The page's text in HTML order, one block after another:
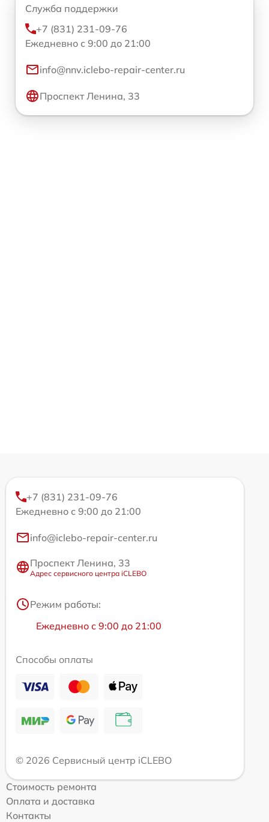
Служба поддержки
+7 (831) 231-09-76
Ежедневно с 9:00 до 21:00
info@nnv.iclebo-repair-center.ru
Проспект Ленина, 33
+7 (831) 231-09-76
Ежедневно с 9:00 до 21:00
info@iclebo-repair-center.ru
Проспект Ленина, 33
Адрес сервисного центра iCLEBO
Режим работы:
Ежедневно с 9:00 до 21:00
Способы оплаты
© 2026 Сервисный центр iCLEBO
Стоимость ремонта
Оплата и доставка
Контакты